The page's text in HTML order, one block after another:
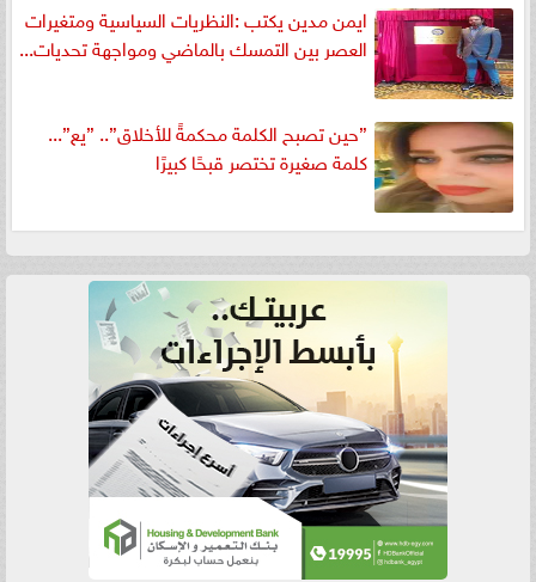
ايمن مدين يكتب :النظريات السياسية ومتغيرات
العصر بين التمسك بالماضي ومواجهة تحديات...
”حين تصبح الكلمة محكمةً للأخلاق”.. ”يع”...
كلمة صغيرة تختصر قبحًا كبيرًا